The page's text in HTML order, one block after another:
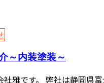
～内装塗装～
社雅です。 弊社は静岡県